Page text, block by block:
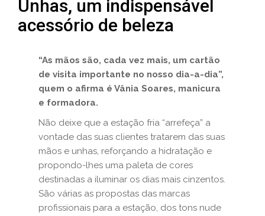
Unhas, um indispensável
acessório de beleza
“As mãos são, cada vez mais, um cartão
de visita importante no nosso dia-a-dia”,
quem o afirma é Vânia Soares, manicura
e formadora.
Não deixe que a estação fria “arrefeça” a
vontade das suas clientes tratarem das suas
mãos e unhas, reforçando a hidratação e
propondo-lhes uma paleta de cores
destinadas a iluminar os dias mais cinzentos.
São várias as propostas das marcas
profissionais para a estação, dos tons nude